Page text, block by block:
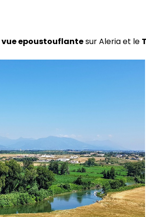
vue epoustouflantesur Aleria et le